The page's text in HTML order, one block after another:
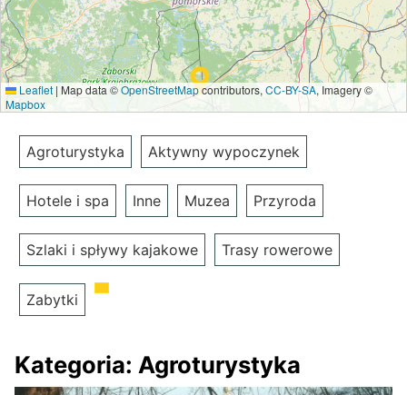
Leaflet | Map data ©OpenStreetMapcontributors, CC-BY-SA, Imagery ©
Mapbox
Agroturystyka Aktywny wypoczynek
Hotele i spa Inne Muzea Przyroda
Szlaki i spływy kajakowe Trasy rowerowe
Zabytki
Kategoria: Agroturystyka